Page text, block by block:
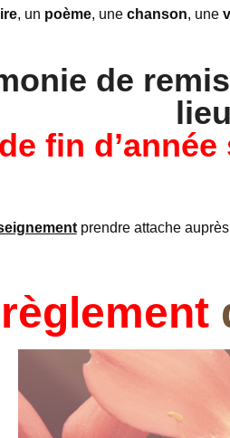
, un poème, unechanson, une
de
lieu
fin
prendre attache
règlement